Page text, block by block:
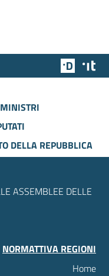
Team
DELLA REPUBBLICA
ASSEMBLEE DELLE
NORMATTIVA REGIONI
Home